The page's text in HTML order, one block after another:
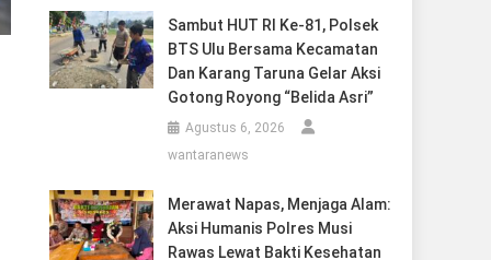
Sambut HUT RI Ke-81, Polsek
BTS Ulu Bersama Kecamatan
Dan Karang Taruna Gelar Aksi
Gotong Royong “Belida Asri”
Agustus 6, 2026
wantaranews
Merawat Napas, Menjaga Alam:
Aksi Humanis Polres Musi
Rawas Lewat Bakti Kesehatan